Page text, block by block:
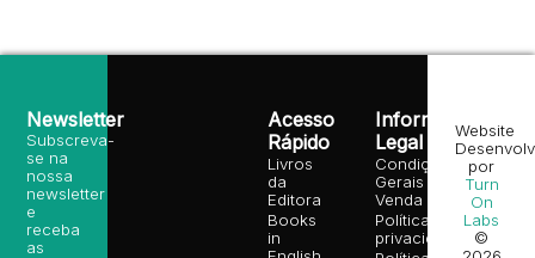
Acesso
Rápido
Livros
da
Editora
Books
in
Informação
Legal
Condições
Gerais de
Venda
Política de
privacidade
Newsletter
Subscreva-
se na
nossa
newsletter
e
receba
as
Website
por
Turn
On
Labs
©